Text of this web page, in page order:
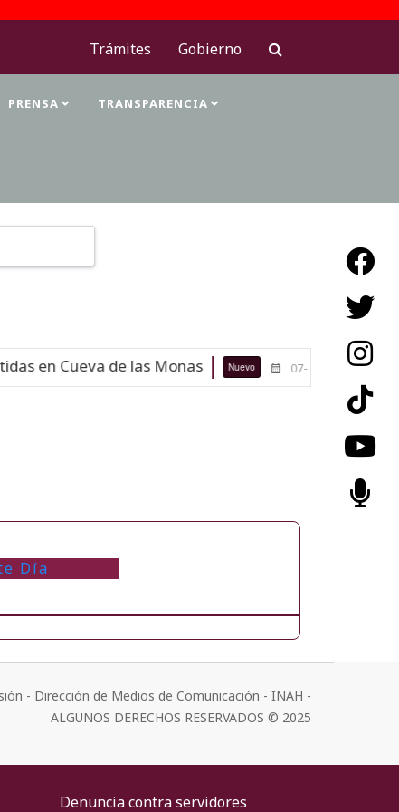
Trámites
Gobierno
PRENSA TRANSPARENCIA
en Cueva de las Monas Nuevo 07-08-26
Día
- Dirección de Medios de Comunicación - INAH -
ALGUNOS DERECHOS RESERVADOS © 2025
Denuncia contra servidores